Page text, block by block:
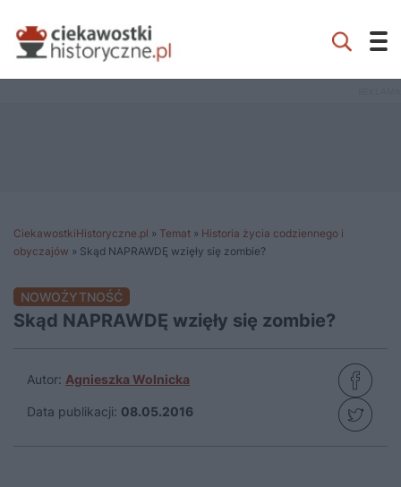
CiekawostkiHistoryczne.pl » Temat » Historia życia codziennego i
obyczajów » Skąd NAPRAWDĘ wzięły się zombie?
NOWOŻYTNOŚĆ
Skąd NAPRAWDĘ wzięły się zombie?
Autor: Agnieszka Wolnicka
Data publikacji: 08.05.2016